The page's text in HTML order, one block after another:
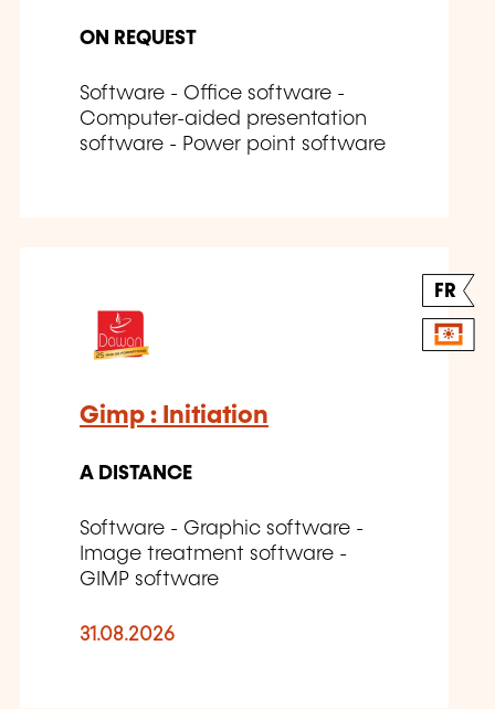
ON REQUEST
Software - Office software -
Computer-aided presentation
software - Power point software
FR
Gimp : Initiation
A DISTANCE
Software - Graphic software -
Image treatment software -
GIMP software
31.08.2026